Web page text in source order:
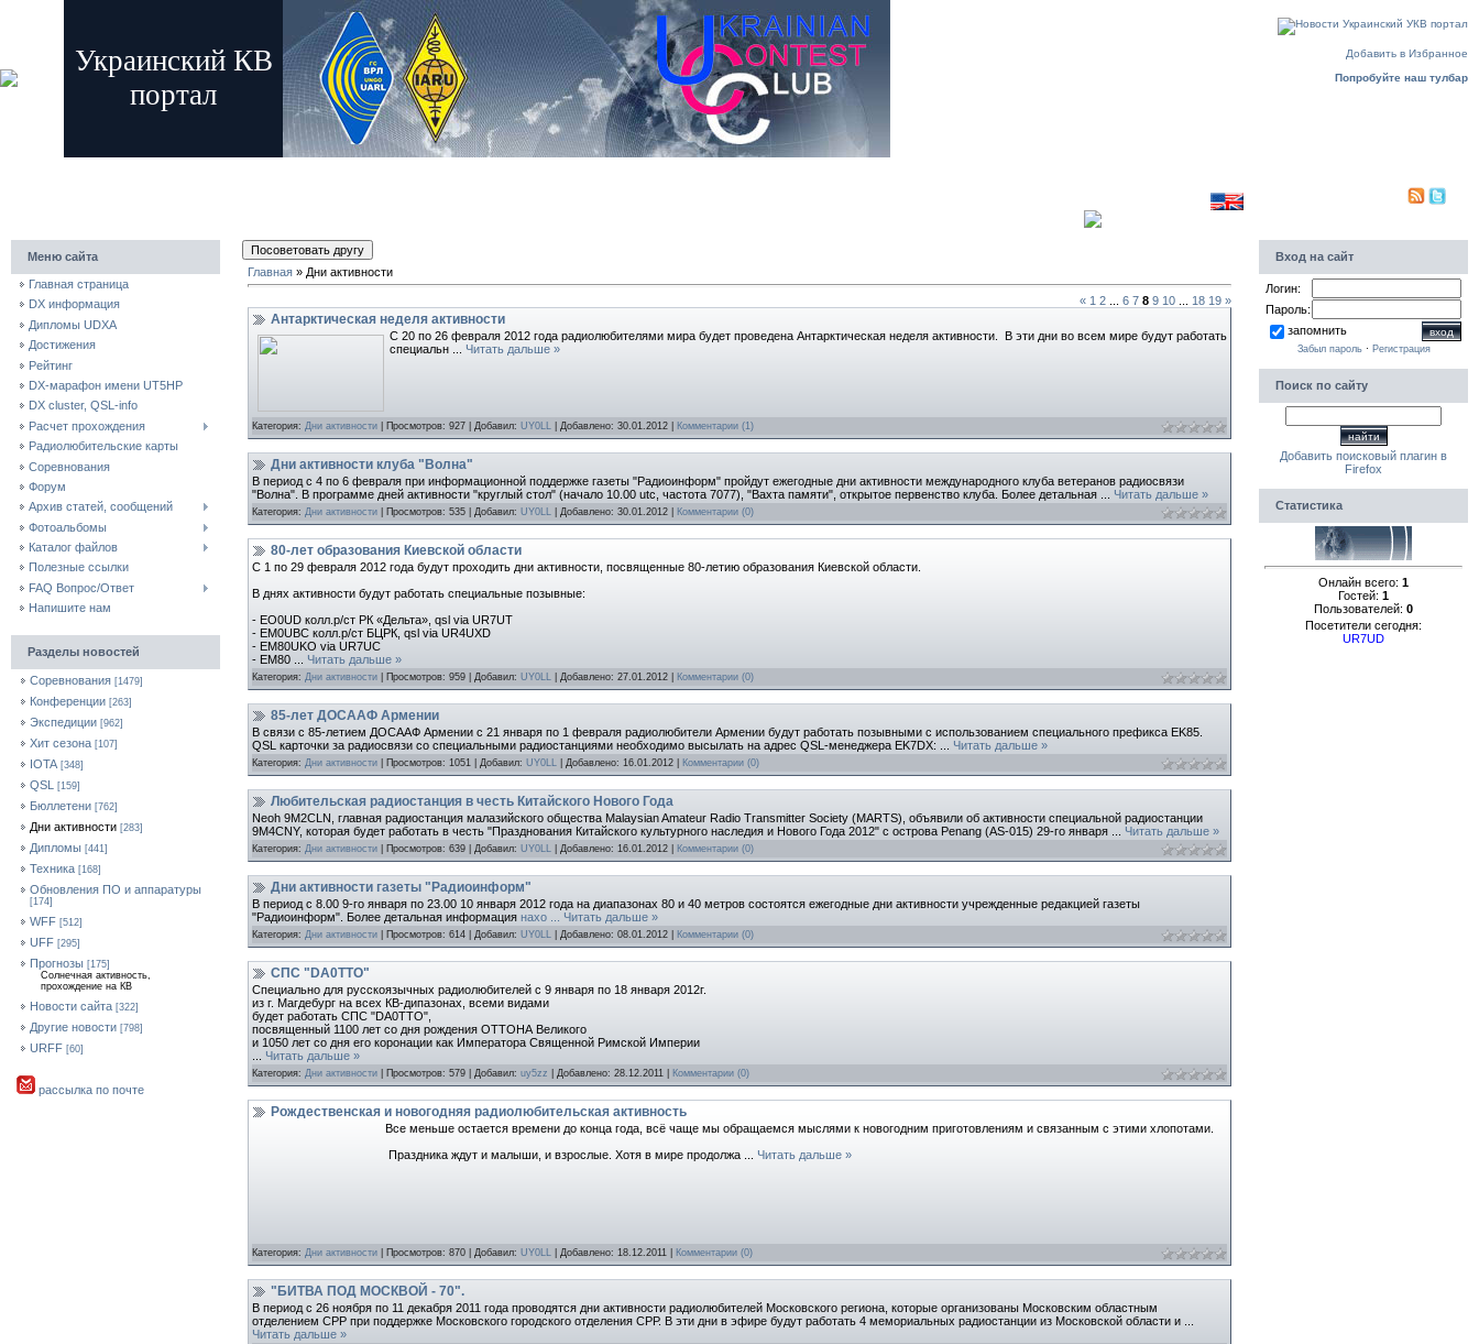
Украинский КВ
портал
Добавить в Избранное
Попробуйте наш тулбар
Меню сайта
Главная страница
DX информация
Дипломы UDXA
Достижения
Рейтинг
DX-марафон имени UT5HP
DX cluster, QSL-info
Расчет прохождения
Радиолюбительские карты
Соревнования
Форум
Архив статей, сообщений
Фотоальбомы
Каталог файлов
Полезные ссылки
FAQ Вопрос/Ответ
Напишите нам
Разделы новостей
Соревнования [1479]
Конференции [263]
Экспедиции [962]
Хит сезона [107]
IOTA [348]
QSL [159]
Бюллетени [762]
Дни активности [283]
Дипломы [441]
Техника [168]
Обновления ПО и аппаратуры
[174]
WFF [512]
UFF [295]
Прогнозы [175]
Солнечная активность,
прохождение на КВ
Новости сайта [322]
Другие новости [798]
URFF [60]
рассылка по почте
Главная » Дни активности
« 1 2 6 7 8 9 10 18 19 »
Антарктическая неделя активности
С 20 по 26 февраля 2012 года радиолюбителями мира будет проведена Антарктическая неделя активности. В эти дни во всем мире будут работать
специальн
Читать дальше »
Категория: Дни активности | Просмотров: 927 | Добавил: UY0LL | Добавлено: 30.01.2012 Комментарии (1)
Дни активности клуба "Волна"
В период с 4 по 6 февраля при информационной поддержке газеты "Радиоинформ" пройдут ежегодные дни активности международного клуба ветеранов радиосвязи
"Волна". В программе дней активности "круглый стол" (начало 10.00 utc, частота 7077), "Вахта памяти", открытое первенство клуба. Более детальная
Читать дальше »
Категория: Дни активности | Просмотров: 535 | Добавил: UY0LL | Добавлено: 30.01.2012 Комментарии (0)
80-лет образования Киевской области
С 1 по 29 февраля 2012 года будут проходить дни активности, посвященные 80-летию образования Киевской области.
В днях активности будут работать специальные позывные:
- EO0UD колл.р/ст РК «Дельта», qsl via UR7UT
- EM0UBC колл.р/ст БЦРК, qsl via UR4UXD
- EM80UKO via UR7UC
- EM80
Читать дальше »
Категория: Дни активности | Просмотров: 959 | Добавил: UY0LL | Добавлено: 27.01.2012 Комментарии (0)
85-лет ДОСААФ Армении
В связи с 85-летием ДОСААФ Армении с 21 января по 1 февраля радиолюбители Армении будут работать позывными с использованием специального префикса EK85
QSL карточки за радиосвязи со специальными радиостанциями необходимо высылать на адрес QSL-менеджера EK7DX:
Читать дальше »
Категория: Дни активности | Просмотров: 1051 | Добавил: UY0LL | Добавлено: 16.01.2012 Комментарии (0)
Любительская радиостанция в честь Китайского Нового Года
Neoh 9M2CLN, главная радиостанция малазийского общества Malaysian Amateur Radio Transmitter Society (MARTS), объявили об активности специальной радиостанции
9M4CNY, которая будет работать в честь "Празднования Китайского культурного наследия и Нового Года 2012" с острова Penang (AS-015) 29-го января
Читать дальше »
Категория: Дни активности | Просмотров: 639 | Добавил: UY0LL | Добавлено: 16.01.2012 Комментарии (0)
Дни активности газеты "Радиоинформ"
В период с 8.00 9-го января по 23.00 10 января 2012 года на диапазонах 80 и 40 метров состоятся ежегодные дни активности учрежденные редакцией газеты
"Радиоинформ". Более детальная информация нахо Читать дальше »
Категория: Дни активности | Просмотров: 614 | Добавил: UY0LL | Добавлено: 08.01.2012 Комментарии (0)
СПС "DA0TTO"
Специально для русскоязычных радиолюбителей с 9 января по 18 января 2012г.
из г. Магдебург на всех КВ-дипазонах, всеми видами
будет работать СПС "DA0TTO",
посвященный 1100 лет со дня рождения ОТТОНА Великого
и 1050 лет со дня его коронации как Императора Священной Римской Империи
Читать дальше »
Категория: Дни активности | Просмотров: 579 | Добавил: uy5zz | Добавлено: 28.12.2011 Комментарии (0)
Рождественская и новогодняя радиолюбительская активность
Все меньше остается времени до конца года, всё чаще мы обращаемся мыслями к новогодним приготовлениям и связанным с этими хлопотами.
Праздника ждут и малыши, и взрослые. Хотя в мире продолжа
Читать дальше »
Категория: Дни активности | Просмотров: 870 | Добавил: UY0LL | Добавлено: 18.12.2011 Комментарии (0)
"БИТВА ПОД МОСКВОЙ - 70".
В период с 26 ноября по 11 декабря 2011 года проводятся дни активности радиолюбителей Московского региона, которые организованы Московским областным
отделением СРР при поддержке Московского городского отделения СРР. В эти дни в эфире будут работать 4 мемориальных радиостанции из Московской области и
Читать дальше »
Вход на сайт
Логин:
Пароль:
запомнить
Забыл пароль· Регистрация
Поиск по сайту
Добавить поисковый плагин в
Firefox
Статистика
Онлайн всего: 1
Гостей: 1
Пользователей: 0
Посетители сегодня:
UR7UD